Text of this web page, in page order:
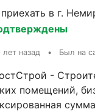
в г.
назад • Был на
-
помещений,